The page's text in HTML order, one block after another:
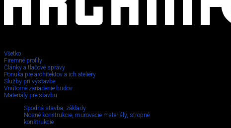
Všetko
Firemné profily
Články a tlačové správy
Ponuka pre architektov a ich ateliéry
Služby pri výstavbe
Vnútorné zariadenie budov
Materiály pre stavbu
Spodná stavba, základy
Nosné konštrukcie, murovacie materiály, stropné
konštrukcie